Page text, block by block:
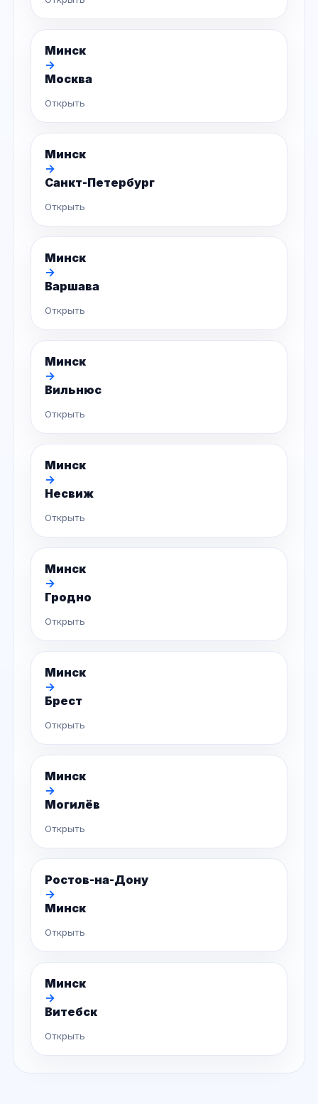
Минск
→
Москва
Открыть
Минск
→
Санкт-Петербург
Открыть
Минск
→
Варшава
Открыть
Минск
→
Вильнюс
Открыть
Минск
→
Несвиж
Открыть
Минск
→
Гродно
Открыть
Минск
→
Брест
Открыть
Минск
→
Могилёв
Открыть
Ростов-на-Дону
→
Минск
Открыть
Минск
→
Витебск
Открыть